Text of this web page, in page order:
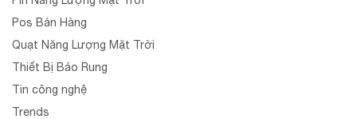
Pos Bán Hàng
Quạt Năng Lượng Mặt Trời
Thiết Bị Báo Rung
Tin công nghệ
Trends